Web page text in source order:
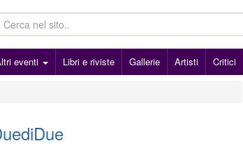
eventi Libri e riviste Gallerie Artisti Critici